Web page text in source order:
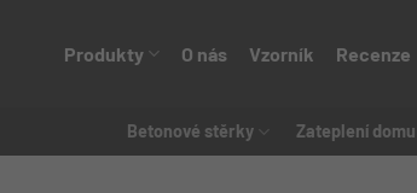
Produkty O nás Vzorník Recenze
Betonové stěrky Zateplení domu